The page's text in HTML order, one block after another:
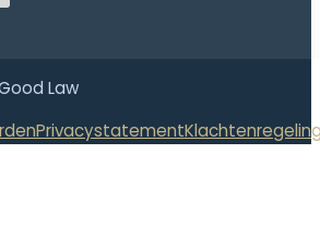
Law
Privacystatement